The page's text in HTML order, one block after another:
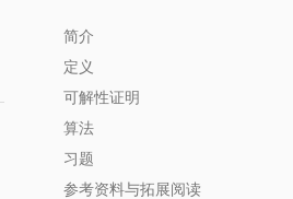
简介
定义
可解性证明
算法
群理论
习题
参考资料与拓展阅读